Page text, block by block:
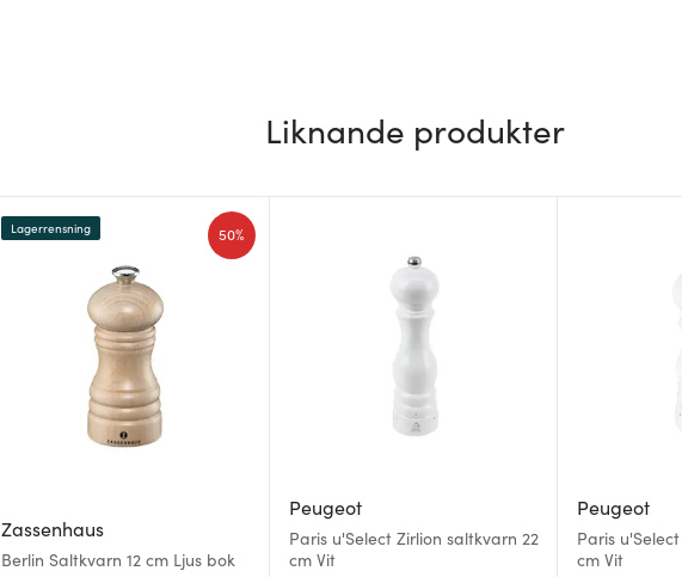
Liknande produkter
Zassenhaus
Berlin Saltkvarn 12 cm Ljus bok
50%
Lagerrensning
Peugeot
Paris u'Select Zirlion saltkvarn 22
cm Vit
Peugeot
Paris
cm Vit